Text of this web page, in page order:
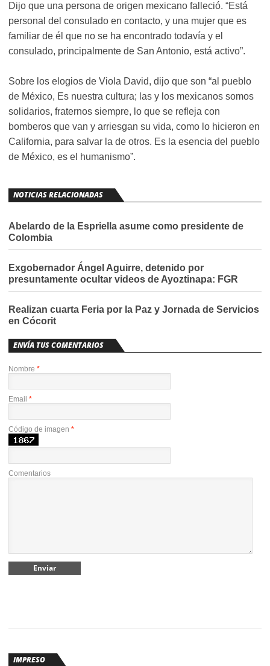
Dijo que una persona de origen mexicano falleció. “Está
personal del consulado en contacto, y una mujer que es
familiar de él que no se ha encontrado todavía y el
consulado, principalmente de San Antonio, está activo”.
Sobre los elogios de Viola David, dijo que son “al pueblo
de México, Es nuestra cultura; las y los mexicanos somos
solidarios, fraternos siempre, lo que se refleja con
bomberos que van y arriesgan su vida, como lo hicieron en
California, para salvar la de otros. Es la esencia del pueblo
de México, es el humanismo”.
NOTICIAS RELACIONADAS
Abelardo de la Espriella asume como presidente de
Colombia
Exgobernador Ángel Aguirre, detenido por
presuntamente ocultar videos de Ayoztinapa: FGR
Realizan cuarta Feria por la Paz y Jornada de Servicios
en Cócorit
ENVÍA TUS COMENTARIOS
Nombre *
Email *
Código de imagen *
Comentarios
IMPRESO